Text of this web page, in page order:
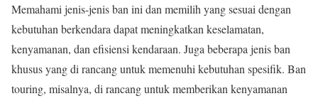
Memahami jenis-jenis ban ini dan memilih yang sesuai dengan
kebutuhan berkendara dapat meningkatkan keselamatan,
kenyamanan, dan efisiensi kendaraan. Juga beberapa jenis ban
khusus yang di rancang untuk memenuhi kebutuhan spesifik. Ban
touring, misalnya, di rancang untuk memberikan kenyamanan